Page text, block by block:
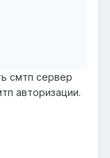
смтп сервер
авторизации.